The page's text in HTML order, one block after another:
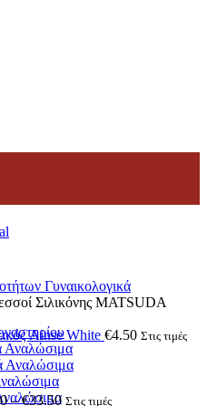
Αναλώσιμα
Αναλώσιμα
Γυναικολογικά
Σιλικόνης MATSUDA
Ainse White €4.50 Στις τιμές
–€33.50 Στις τιμές